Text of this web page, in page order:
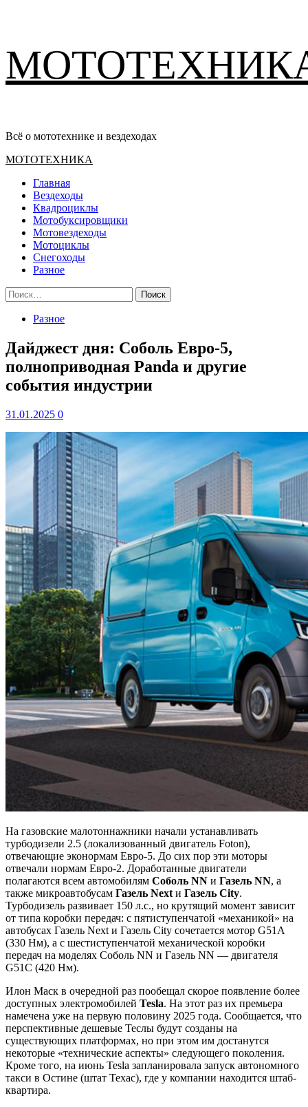
содержимому
Всё о мототехнике и вездеходах
Основное
МОТОТЕХНИКА
Главная
Вездеходы
Квадроциклы
Мотобуксировщики
Мотовездеходы
Мотоциклы
Снегоходы
Разное
Найти:
Разное
Дайджест дня: Соболь Евро-5,
полноприводная Panda и другие
события индустрии
31.01.2025 0
На газовские малотоннажники начали устанавливать
турбодизели 2.5 (локализованный двигатель Foton),
отвечающие эконормам Евро-5. До сих пор эти моторы
отвечали нормам Евро-2. Доработанные двигатели
полагаются всем автомобилям Соболь NN и Газель NN, а
также микроавтобусам Газель Nextи Газель Сity.
Турбодизель развивает 150 л.с., но крутящий момент зависит
от типа коробки передач: с пятиступенчатой «механикой» на
автобусах Газель Next и Газель Сity сочетается мотор G51A
(330 Нм), а с шестиступенчатой механической коробки
передач на моделях Соболь NN и Газель NN — двигателя
G51C (420 Нм).
Илон Маск в очередной раз пообещал скорое появление более
доступных электромобилей Tesla. На этот раз их премьера
намечена уже на первую половину 2025 года. Сообщается, что
перспективные дешевые Теслы будут созданы на
существующих платформах, но при этом им достанутся
некоторые «технические аспекты» следующего поколения.
Кроме того, на июнь Tesla запланировала запуск автономного
такси в Остине (штат Техас), где у компании находится штаб-
квартира.